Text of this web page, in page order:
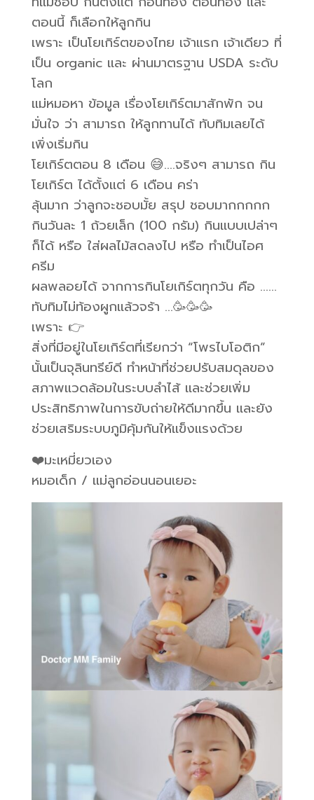
ตอนนี้ ก็เลือกให้ลูกกิน
เพราะ เป็นโยเกิร์ตของไทย เจ้าแรก เจ้าเดียว ที่
เป็น organic และ ผ่านมาตรฐาน USDA ระดับ
โลก
แม่หมอหา ข้อมูล เรื่องโยเกิร์ตมาสักพัก จน
มั่นใจ ว่า สามารถ ให้ลูกทานได้ ทับทิมเลยได้
เพิ่งเริ่มกิน
โยเกิร์ตตอน 8 เดือน 😅….จริงๆ สามารถ กิน
โยเกิร์ต ได้ตั้งแต่ 6 เดือน คร่า
ลุ้นมาก ว่าลูกจะชอบมั้ย สรุป ชอบมากกกกก
กินวันละ 1 ถ้วยเล็ก (100 กรัม) กินแบบเปล่าๆ
ก็ได้ หรือ ใส่ผลไม้สดลงไป หรือ ทำเป็นไอศ
ครีม
ผลพลอยได้ จากการกินโยเกิร์ตทุกวัน คือ ……
ทับทิมไม่ท้องผูกแล้วจร้า …🥳🥳🥳
เพราะ 👉
สิ่งที่มีอยู่ในโยเกิร์ตที่เรียกว่า “โพรไบโอติก”
นั้นเป็นจุลินทรีย์ดี ทำหน้าที่ช่วยปรับสมดุลของ
สภาพแวดล้อมในระบบลำไส้ และช่วยเพิ่ม
ประสิทธิภาพในการขับถ่ายให้ดีมากขึ้น และยัง
ช่วยเสริมระบบภูมิคุ้มกันให้แข็งแรงด้วย
❤️มะเหมี่ยวเอง
หมอเด็ก / แม่ลูกอ่อนนอนเยอะ